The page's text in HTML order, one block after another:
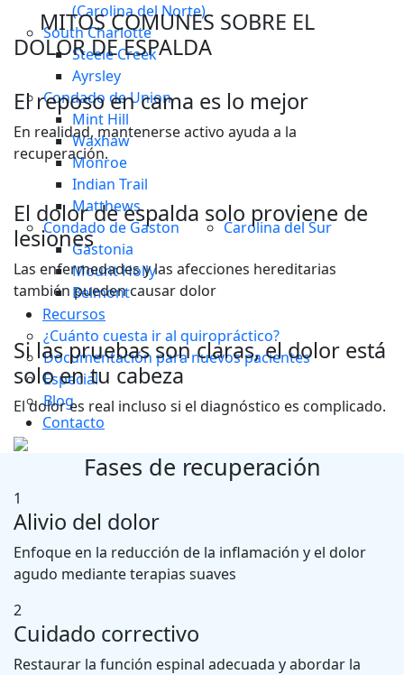
(Carolina del Norte)
South Charlotte
Steele Creek
Ayrsley
Condado de Union
Mint Hill
Waxhaw
Monroe
Indian Trail
Matthews
Condado de Gaston
Gastonia
Mount Holly
Belmont
Carolina del Sur
Recursos
¿Cuánto cuesta ir al quiropráctico?
Documentación para nuevos pacientes
Especial
Blog
Contacto
MITOS COMUNES SOBRE EL
DOLOR DE ESPALDA
El reposo en cama es lo mejor
En realidad, mantenerse activo ayuda a la
recuperación.
El dolor de espalda solo proviene de
lesiones
Las enfermedades y las afecciones hereditarias
también pueden causar dolor
Si las pruebas son claras, el dolor está
solo en tu cabeza
El dolor es real incluso si el diagnóstico es complicado.
Fases de recuperación
1
Alivio del dolor
Enfoque en la reducción de la inflamación y el dolor
agudo mediante terapias suaves
2
Cuidado correctivo
Restaurar la función espinal adecuada y abordar la